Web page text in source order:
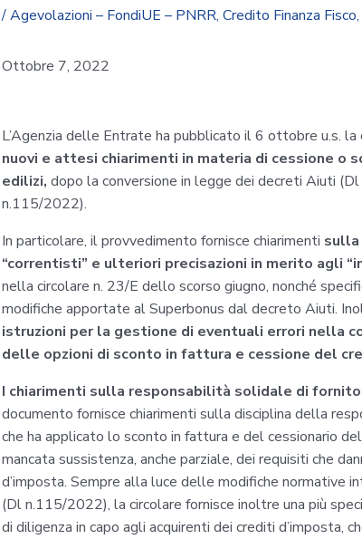
/Agevolazioni – FondiUE – PNRR, Credito Finanza Fisco,
Ottobre 7, 2022
L’Agenzia delle Entrate ha pubblicato il 6 ottobre u.s. la
nuovi e attesi chiarimenti in materia di cessione o
edilizi, dopo la conversione in legge dei decreti Aiuti
n.115/2022).
In particolare, il provvedimento fornisce chiarimenti sulla
“correntisti” e ulteriori precisazioni in merito agli
nella circolare n. 23/E dello scorso giugno, nonché
modifiche apportate al Superbonus dal decreto Aiuti.
istruzioni per la gestione di eventuali errori nella
delle opzioni di sconto in fattura e cessione del
I chiarimenti sulla responsabilità solidale di
documento fornisce chiarimenti sulla disciplina della
che ha applicato lo sconto in fattura e del cessionario
mancata sussistenza, anche parziale, dei requisiti che
d’imposta. Sempre alla luce delle modifiche normative
(Dl n.115/2022), la circolare fornisce inoltre una più
di diligenza in capo agli acquirenti dei crediti d’imposta,